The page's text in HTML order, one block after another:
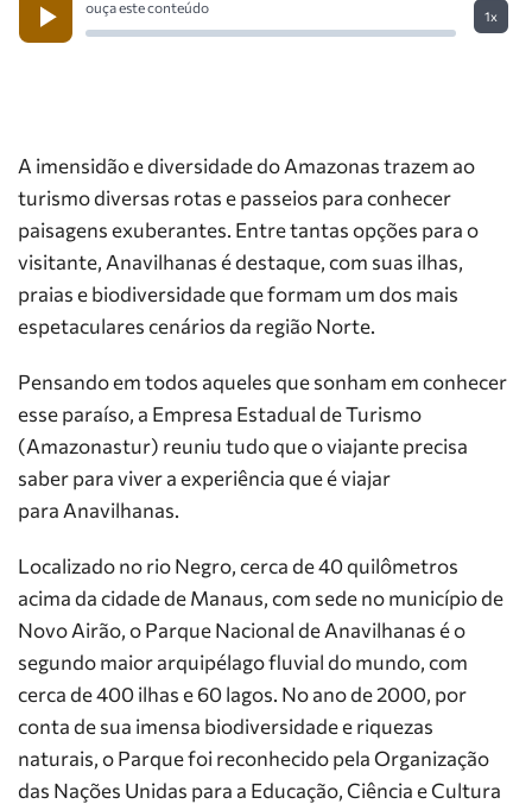
ouça este conteúdo
1x
A imensidão e diversidade do Amazonas trazem ao
turismo diversas rotas e passeios para conhecer
paisagens exuberantes. Entre tantas opções para o
visitante, Anavilhanas é destaque, com suas ilhas,
praias e biodiversidade que formam um dos mais
espetaculares cenários da região Norte.
Pensando em todos aqueles que sonham em conhecer
esse paraíso, a Empresa Estadual de Turismo
(Amazonastur) reuniu tudo que o viajante precisa
saber para viver a experiência que é viajar
para Anavilhanas.
Localizado no rio Negro, cerca de 40 quilômetros
acima da cidade de Manaus, com sede no município de
Novo Airão, o Parque Nacional de Anavilhanas é o
segundo maior arquipélago fluvial do mundo, com
cerca de 400 ilhas e 60 lagos. No ano de 2000, por
conta de sua imensa biodiversidade e riquezas
naturais, o Parque foi reconhecido pela Organização
das Nações Unidas para a Educação, Ciência e Cultura